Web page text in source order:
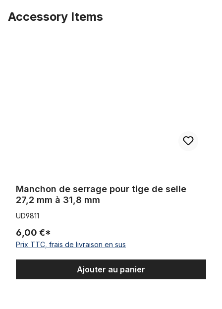
Accessory Items
Manchon de serrage pour tige de selle
27,2 mm à 31,8 mm
UD9811
6,00 €*
Prix TTC, frais de livraison en sus
Ajouter au panier